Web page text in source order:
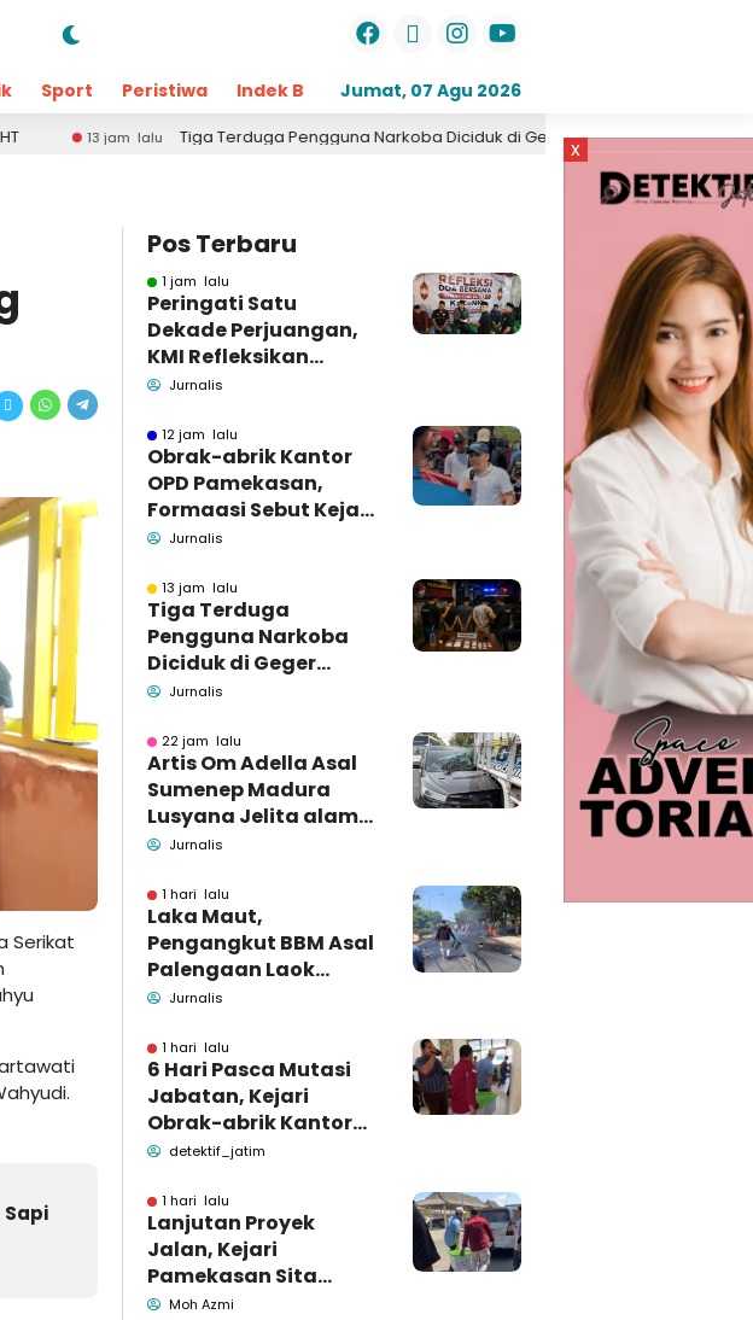
Sport Peristiwa Indek Berita Opini Daerah
Jumat, 07 Agu 2026
Tiga Terduga Pengguna Narkoba Diciduk di Geger Bangkalan, Polisi Masih Tutup
Serikat
Sapi
Pos Terbaru
1 jam lalu
Peringati Satu
Dekade Perjuangan,
KMI Refleksikan
Kontribusi untuk
Jurnalis
12 jam lalu
Obrak-abrik Kantor
OPD Pamekasan,
Formaasi Sebut Kejari
Pamekasan
Jurnalis
13 jam lalu
Tiga Terduga
Pengguna Narkoba
Diciduk di Geger
Bangkalan, Polisi
dan Barang Bukti
Jurnalis
22 jam lalu
Artis Om Adella Asal
Sumenep Madura
Lusyana Jelita alami
kecelakaan di
Jurnalis
1 hari lalu
Laka Maut,
Pengangkut BBM Asal
Palengaan Laok
Pamekasan
Jurnalis
1 hari lalu
6 Hari Pasca Mutasi
Jabatan, Kejari
Obrak-abrik Kantor
OPD Pemkab
detektif_jatim
1 hari lalu
Lanjutan Proyek
Jalan, Kejari
Pamekasan Sita
Berkas dari Ruang
Moh Azmi
x